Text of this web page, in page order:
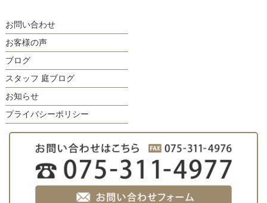
お問い合わせ
お客様の声
ブログ
スタッフ 庭ブログ
お知らせ
プライバシーポリシー